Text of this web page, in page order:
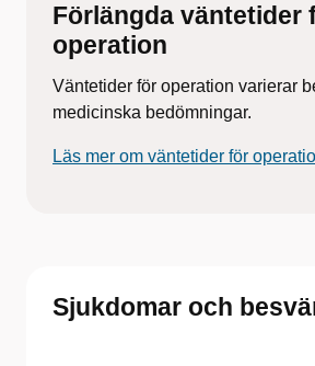
Förlängda väntetider
operation
Väntetider för operation varierar
medicinska bedömningar.
Läs mer om väntetider för
Sjukdomar och